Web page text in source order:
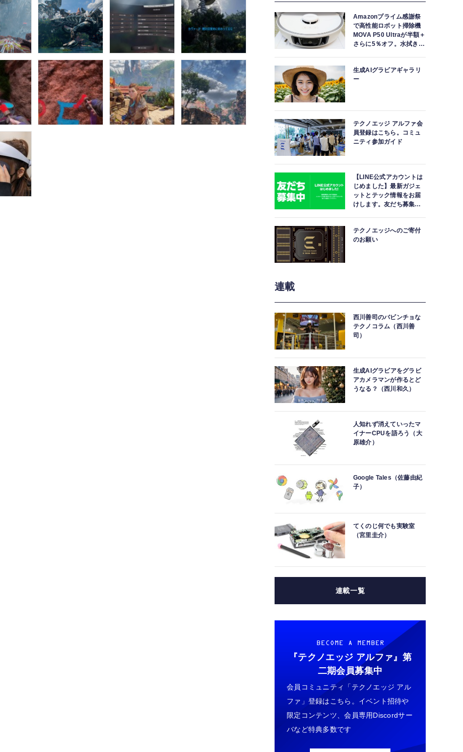
Amazonプライム感謝祭
で高性能ロボット掃除機
MOVA P50 Ultraが半額＋
さらに5％オフ。水拭きモ
生成AIグラビアギャラリ
ー
テクノエッジ アルファ会
員登録はこちら。コミュ
ニティ参加ガイド
【LINE公式アカウントは
じめました】最新ガジェ
ットとテック情報をお届
けします。友だち募集
テクノエッジへのご寄付
のお願い
連載
西川善司のバビンチョな
テクノコラム（西川善
司）
生成AIグラビアをグラビ
アカメラマンが作るとど
うなる？（西川和久）
人知れず消えていったマ
イナーCPUを語ろう（大
原雄介）
Google Tales（佐藤由紀
子）
てくのじ何でも実験室
（宮里圭介）
連載一覧
BECOME A MEMBER
『テクノエッジ アルファ』 第
二期会員募集中
会員コミュニティ「テクノエッジ アル
ファ」登録はこちら。イベント招待や
限定コンテンツ、会員専用Discordサー
バなど特典多数です